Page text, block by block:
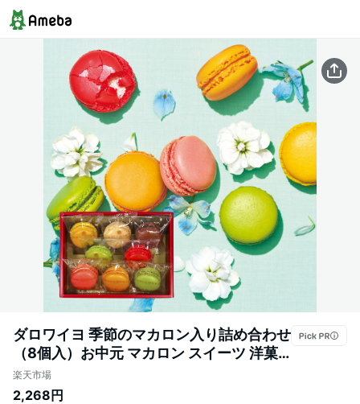
ダロワイヨ 季節のマカロン入り詰め合わせ
（8個入）お中元 マカロン スイーツ 洋菓
子 焼き菓子 プレゼント ギフト 贈り物 個包
装 お返し 職場 御祝 御礼 卒業 送別 誕生日
楽天市場
2,268円